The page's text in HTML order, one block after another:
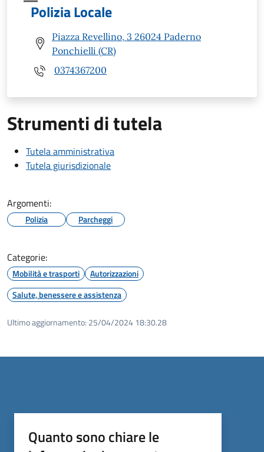
Polizia Locale
Piazza Revellino, 3 26024 Paderno
Ponchielli (CR)
0374367200
Strumenti di tutela
Tutela amministrativa
Tutela giurisdizionale
Argomenti:
Polizia Parcheggi
Categorie:
Mobilità e trasporti
Autorizzazioni
Salute, benessere e assistenza
Ultimo aggiornamento: 25/04/2024 18:30.28
Quanto sono chiare le